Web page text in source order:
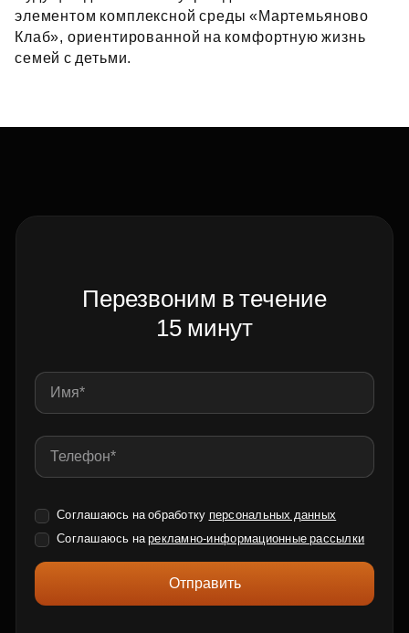
элементом комплексной среды «Мартемьяново
Клаб», ориентированной на комфортную жизнь
семей с детьми.
Перезвоним в течение
15 минут
Соглашаюсь на обработку персональных данных
Соглашаюсь нарекламно-информационные рассылки
Отправить